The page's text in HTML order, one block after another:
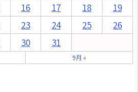
16 17 18
19
23 24 25
26
30 31
9月 »